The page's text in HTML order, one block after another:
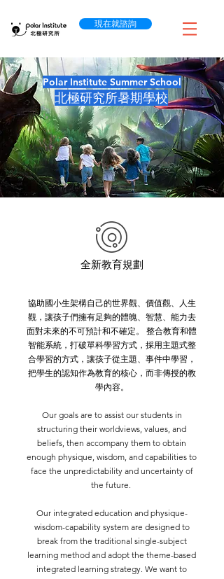
現在就諮詢
Polar Institute Summer School
北極研究所暑期學校
全新教育規劃
協助國小生架構自己的世界觀、價值觀、人生
觀，讓孩子們擁有足夠的體魄、智慧、能力去
面對未來的不可預計和不確定。 整合教育和體
智能系統，打破單科學習方式，採用主題式整
合學習的方式，讓孩子從主題、事件中學習，
把學生的認知作為教育的核心，而非傳授的教
學內容。
Our goals are to assist our students in
structuring their worldviews, values, and
beliefs, then accompany them to obtain
enough physique, wisdom, and capabilities to
face the unpredictability and uncertainty of
the future.
Our integrated education and physique-
wisdom-capability system are designed to
break from the traditional single-subject
learning method and adopt the theme-based
integrated learning strategy. We want to